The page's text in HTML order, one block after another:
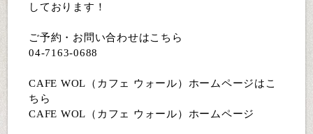
しております！
ご予約・お問い合わせはこちら
04-7163-0688
CAFE WOL（カフェ ウォール）ホームページはこ
ちら
CAFE WOL（カフェ ウォール）ホームページ